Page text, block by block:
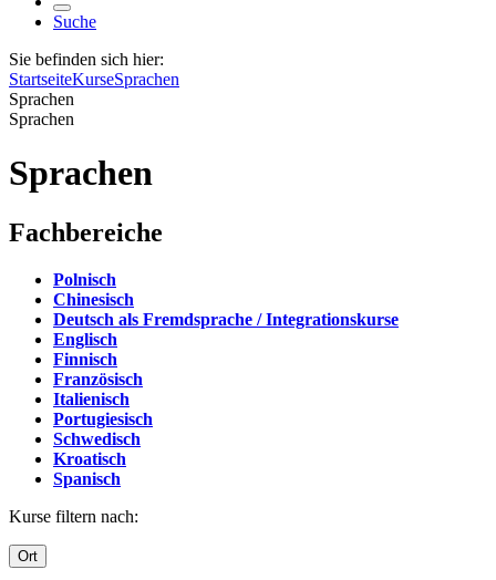
Suche
Sie befinden sich hier:
StartseiteKurseSprachen
Sprachen
Sprachen
Sprachen
Fachbereiche
Polnisch
Chinesisch
Deutsch als Fremdsprache / Integrationskurse
Englisch
Finnisch
Französisch
Italienisch
Portugiesisch
Schwedisch
Kroatisch
Spanisch
Kurse filtern nach:
Ort